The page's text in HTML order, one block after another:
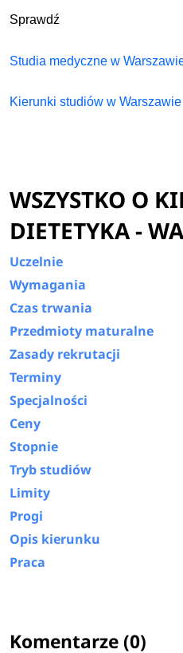
Sprawdź
Studia medyczne w
Kierunki studiów w Warszawie
WSZYSTKO O
DIETETYKA -
Uczelnie
Wymagania
Czas trwania
Przedmioty maturalne
Zasady rekrutacji
Terminy
Specjalności
Ceny
Stopnie
Tryb studiów
Limity
Progi
Opis kierunku
Praca
Komentarze (0)